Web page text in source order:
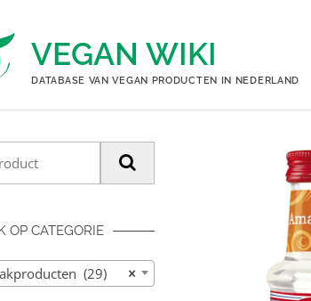
VEGAN WIKI
DATABASE VAN VEGAN PRODUCTEN IN NEDERLAND
OP CATEGORIE
×
(29)